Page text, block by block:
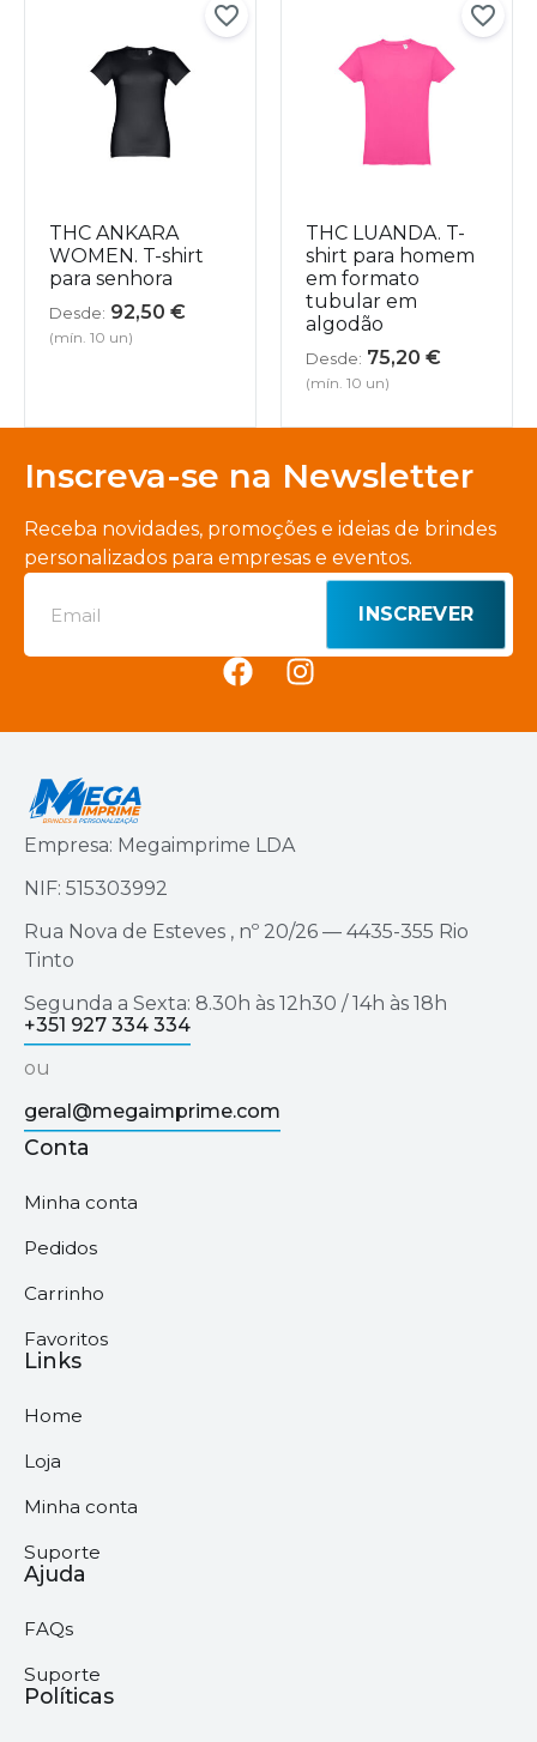
THC ANKARA
WOMEN. T-shirt
para senhora
Desde: 92,50 €
(mín. 10 un)
THC LUANDA. T-
shirt para homem
em formato
tubular em
algodão
Desde: 75,20 €
(mín. 10 un)
Inscreva-se na Newsletter
Receba novidades, promoções e ideias de brindes
personalizados para empresas e eventos.
INSCREVER
Empresa: Megaimprime LDA
NIF: 515303992
Rua Nova de Esteves , nº 20/26 — 4435-355 Rio
Tinto
Segunda a Sexta: 8.30h às 12h30 / 14h às 18h
+351 927 334 334
ou
geral@megaimprime.com
Conta
Minha conta
Pedidos
Carrinho
Favoritos
Links
Home
Loja
Minha conta
Suporte
Ajuda
FAQs
Suporte
Políticas